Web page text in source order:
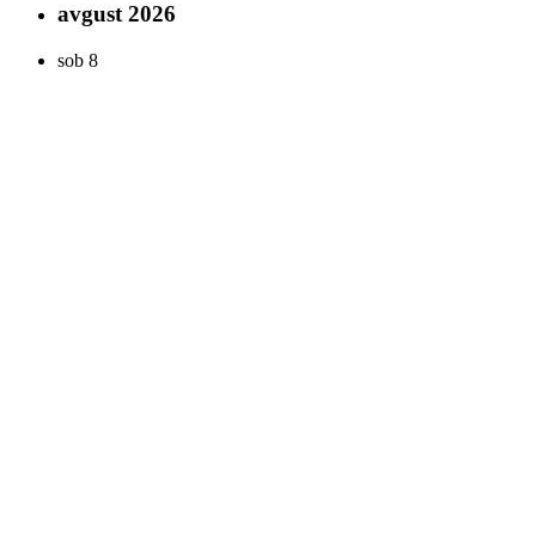
avgust 2026
sob 8